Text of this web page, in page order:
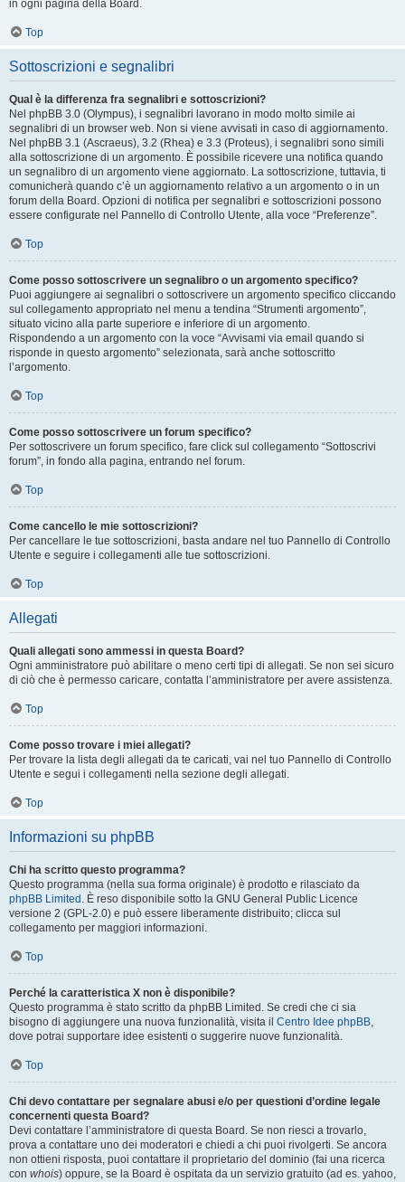
in ogni pagina della Board.
Top
Sottoscrizioni e segnalibri
Qual è la differenza fra segnalibri e sottoscrizioni?
Nel phpBB 3.0 (Olympus), i segnalibri lavorano in modo molto simile ai
segnalibri di un browser web. Non si viene avvisati in caso di aggiornamento.
Nel phpBB 3.1 (Ascraeus), 3.2 (Rhea) e 3.3 (Proteus), i segnalibri sono simili
alla sottoscrizione di un argomento. È possibile ricevere una notifica quando
un segnalibro di un argomento viene aggiornato. La sottoscrizione, tuttavia, ti
comunicherà quando c’è un aggiornamento relativo a un argomento o in un
forum della Board. Opzioni di notifica per segnalibri e sottoscrizioni possono
essere configurate nel Pannello di Controllo Utente, alla voce “Preferenze”.
Top
Come posso sottoscrivere un segnalibro o un argomento specifico?
Puoi aggiungere ai segnalibri o sottoscrivere un argomento specifico cliccando
sul collegamento appropriato nel menu a tendina “Strumenti argomento”,
situato vicino alla parte superiore e inferiore di un argomento.
Rispondendo a un argomento con la voce “Avvisami via email quando si
risponde in questo argomento” selezionata, sarà anche sottoscritto
l’argomento.
Top
Come posso sottoscrivere un forum specifico?
Per sottoscrivere un forum specifico, fare click sul collegamento “Sottoscrivi
forum”, in fondo alla pagina, entrando nel forum.
Top
Come cancello le mie sottoscrizioni?
Per cancellare le tue sottoscrizioni, basta andare nel tuo Pannello di Controllo
Utente e seguire i collegamenti alle tue sottoscrizioni.
Top
Allegati
Quali allegati sono ammessi in questa Board?
Ogni amministratore può abilitare o meno certi tipi di allegati. Se non sei sicuro
di ciò che è permesso caricare, contatta l’amministratore per avere assistenza.
Top
Come posso trovare i miei allegati?
Per trovare la lista degli allegati da te caricati, vai nel tuo Pannello di Controllo
Utente e segui i collegamenti nella sezione degli allegati.
Top
Informazioni su phpBB
Chi ha scritto questo programma?
Questo programma (nella sua forma originale) è prodotto e rilasciato da
phpBB Limited . È reso disponibile sotto la GNU General Public Licence
versione 2 (GPL-2.0) e può essere liberamente distribuito; clicca sul
collegamento per maggiori informazioni.
Top
Perché la caratteristica X non è disponibile?
Questo programma è stato scritto da phpBB Limited. Se credi che ci sia
bisogno di aggiungere una nuova funzionalità, visita il Centro Idee phpBB,
dove potrai supportare idee esistenti o suggerire nuove funzionalità.
Top
Chi devo contattare per segnalare abusi e/o per questioni d’ordine legale
concernenti questa Board?
Devi contattare l’amministratore di questa Board. Se non riesci a trovarlo,
prova a contattare uno dei moderatori e chiedi a chi puoi rivolgerti. Se ancora
non ottieni risposta, puoi contattare il proprietario del dominio (fai una ricerca
con whois) oppure, se la Board è ospitata da un servizio gratuito (ad es. yahoo,